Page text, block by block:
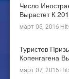
Число
Вырастет К
март 05, 2016
Туристов
Копенгагена
март 07, 2016